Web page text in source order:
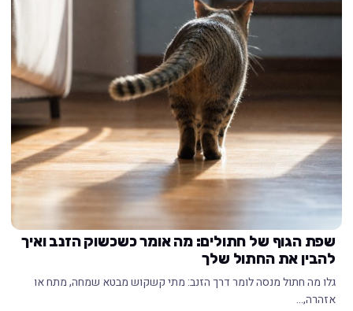
שפת הגוף של חתולים: מה אומר כשכשוק הזנב ואיך
להבין את החתול שלך
גלו מה חתול מנסה לומר דרך הזנב: מתי קשקוש מבטא שמחה, מתח או
אזהרה,…